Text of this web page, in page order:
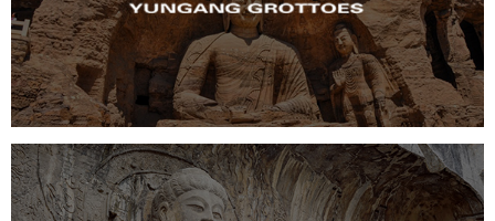
旅游休闲 景区网站建设 品牌官网
网页设计
景区